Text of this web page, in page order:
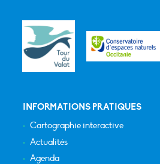
INFORMATIONS PRATIQUES
Cartographie interactive
Actualités
Agenda